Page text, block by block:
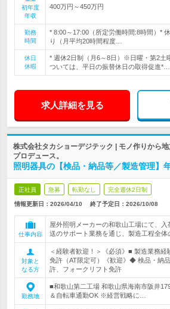
初年度
年収
400万円～450万円
勤務
時間
* 8:00～17:00（所定労働時間:8時間）*
り（月平均20時間程度…
休日
休暇
* 週休2日制（月6～8日）※日曜・第2土
ついては、平日の振替休日の取得促進*…
求人詳細を見る
株式会社タカショーデジテック | モノ作りから
プロデュース。
照明器具の【検品・納品等／製造管理】
正社員 急募 転勤なし 完全週休2日制
情報更新日：2026/04/10 終了予定日： 2026/10/08
仕事内容
屋外照明メーカーの和歌山工場にて、
送のサポート業務を通じ、製造工程全体
対象と
なる方
＜経験者歓迎！＞《必須》■ 製造業務
免許（AT限定可）《歓迎》◆ 検品・納
許、フォークリフト免許
勤務地
■和歌山第二工場 和歌山県海南市阪井
＆自転車通勤OK ※経営戦略に…